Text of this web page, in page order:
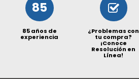
85
85 años de
experiencia
¿Problemas con
tu compra?
¡Conoce
Resolución en
Línea!